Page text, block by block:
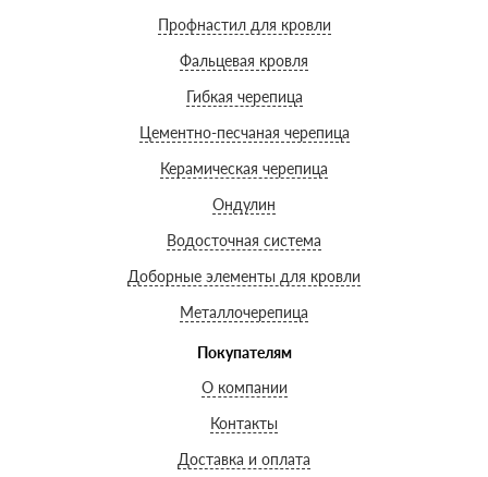
Профнастил для кровли
Фальцевая кровля
Гибкая черепица
Цементно-песчаная черепица
Керамическая черепица
Ондулин
Водосточная система
Доборные элементы для кровли
Металлочерепица
Покупателям
О компании
Контакты
Доставка и оплата